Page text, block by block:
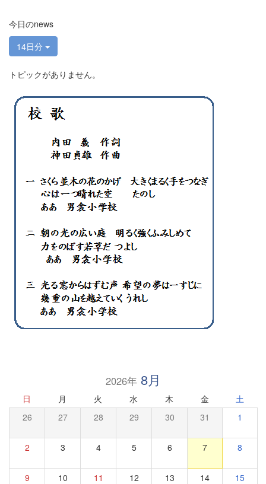
今日のnews
14日分
トピックがありません。
2026年8月
日 月 火 水 木 金 土
26 27 28 29 30 31 1
2 3 4 5 6 7 8
9 10 11 12 13 14 15